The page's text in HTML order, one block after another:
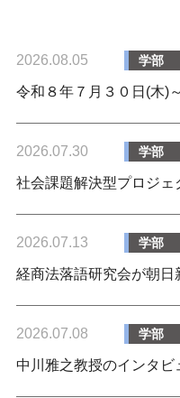
2026.08.05 学部
令和８年７月３０日(木)
2026.07.30 学部
社会課題解決型プロジ
2026.07.13 学部
経商法落語研究会が朝
2026.07.08 学部
中川雅之教授のインタビ